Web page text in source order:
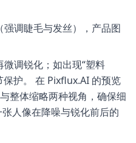
调睫毛与发丝），产品图
调锐化；如出现“塑料
护。 在 Pixflux.AI 的预览
整体缩略两种视角，确保细
人像在降噪与锐化前后的